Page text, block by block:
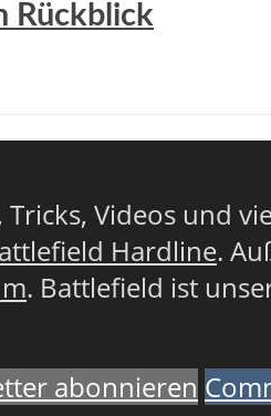
Rückblick
Videos und
Hardline.
. Battlefield ist
abonnieren